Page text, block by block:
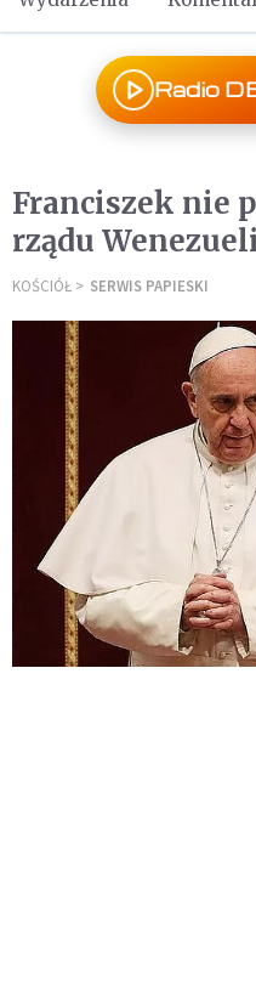
Radio
Franciszek nie
rządu
KOŚCIÓŁ SERWIS PAPIESKI